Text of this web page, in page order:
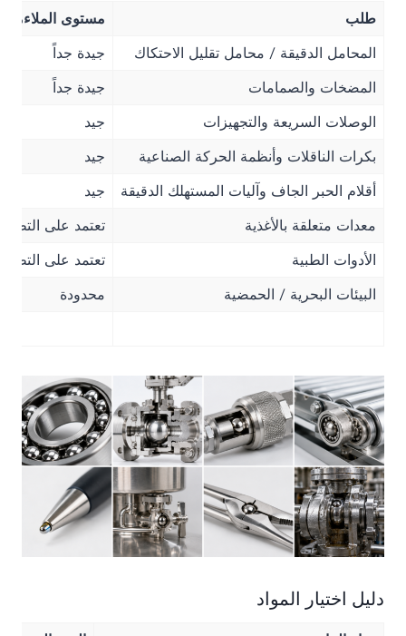
طلب
مستوى الملاءمة
المحامل الدقيقة / محامل تقليل الاحتكاك
جيدة جداً
المضخات والصمامات
جيدة جداً
الوصلات السريعة والتجهيزات
جيد
بكرات الناقلات وأنظمة الحركة الصناعية
جيد
أقلام الحبر الجاف وآليات المستهلك الدقيقة
جيد
معدات متعلقة بالأغذية
تعتمد على
الأدوات الطبية
تعتمد على
البيئات البحرية / الحمضية
محدودة
دليل اختيار المواد